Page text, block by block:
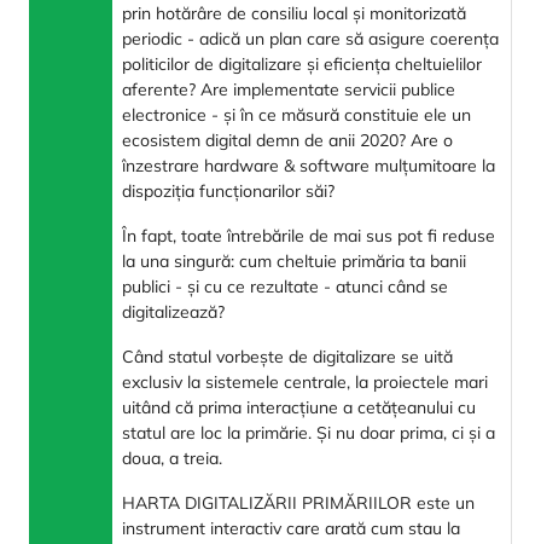
prin hotărâre de consiliu local și monitorizată
periodic - adică un plan care să asigure coerența
politicilor de digitalizare și eficiența cheltuielilor
aferente? Are implementate servicii publice
electronice - și în ce măsură constituie ele un
ecosistem digital demn de anii 2020? Are o
înzestrare hardware & software mulțumitoare la
dispoziția funcționarilor săi?
În fapt, toate întrebările de mai sus pot fi reduse
la una singură: cum cheltuie primăria ta banii
publici - și cu ce rezultate - atunci când se
digitalizează?
Când statul vorbește de digitalizare se uită
exclusiv la sistemele centrale, la proiectele mari
uitând că prima interacțiune a cetățeanului cu
statul are loc la primărie. Și nu doar prima, ci și a
doua, a treia.
HARTA DIGITALIZĂRII PRIMĂRIILOR este un
instrument interactiv care arată cum stau la